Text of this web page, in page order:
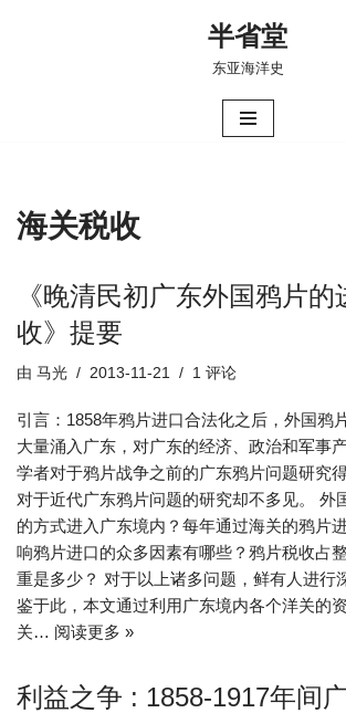
半省堂
东亚海洋史
海关税收
《晚清民初广东外国鸦片的
收》提要
由 马光 2013-11-21 1 评论
引言：1858年鸦片进口合法化之后，外国鸦
大量涌入广东，对广东的经济、政治和军事
学者对于鸦片战争之前的广东鸦片问题研究
对于近代广东鸦片问题的研究却不多见。 外
的方式进入广东境内？每年通过海关的鸦片
响鸦片进口的众多因素有哪些？鸦片税收占
重是多少？ 对于以上诸多问题，鲜有人进行
鉴于此，本文通过利用广东境内各个洋关的
关… 阅读更多 »
利益之争 : 1858-1917年间